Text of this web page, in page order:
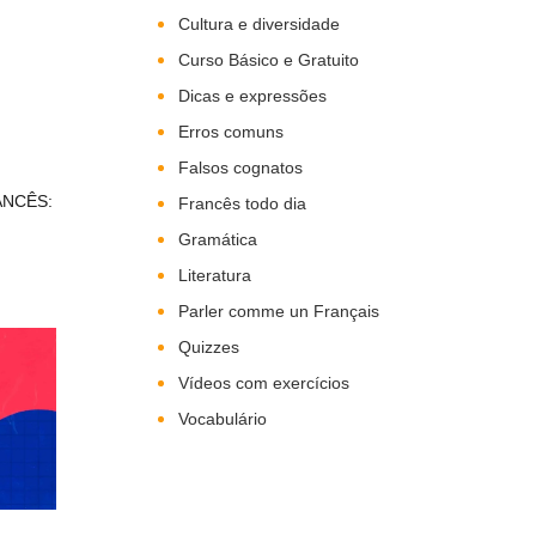
Cultura e diversidade
Curso Básico e Gratuito
Dicas e expressões
Erros comuns
Falsos cognatos
Francês todo dia
Gramática
Literatura
Parler comme un Français
Quizzes
Vídeos com exercícios
Vocabulário